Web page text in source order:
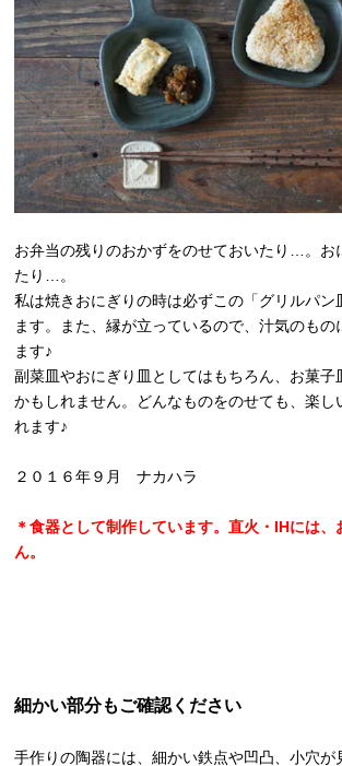
お弁当の残りのおかずをのせておいたり…。お
たり…。
私は焼きおにぎりの時は必ずこの「グリルパン
ます。また、縁が立っているので、汁気のもの
ます♪
副菜皿やおにぎり皿としてはもちろん、お菓子
かもしれません。どんなものをのせても、楽し
れます♪
２０１６年９月 ナカハラ
＊食器として制作しています。直火・IHには
ん。
細かい部分もご確認ください
手作りの陶器には、細かい鉄点や凹凸、小穴が